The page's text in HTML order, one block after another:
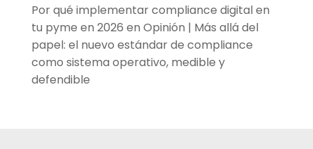
Por qué implementar compliance digital en
tu pyme en 2026 en Opinión | Más allá del
papel: el nuevo estándar de compliance
como sistema operativo, medible y
defendible